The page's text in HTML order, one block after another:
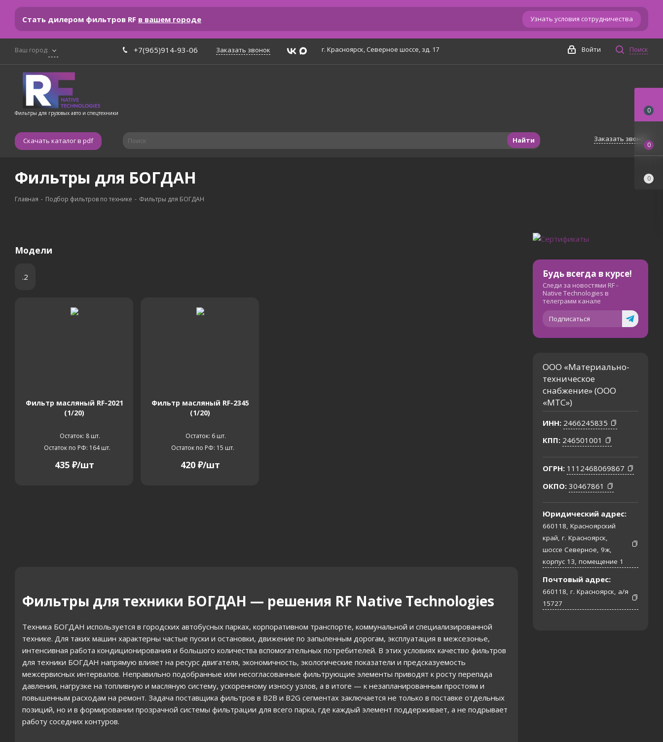
Стать дилером фильтров RF в вашем городе Узнать условия сотрудничества
Ваш город: +7(965)914-93-06 Заказать звонок г. Красноярск, Северное шоссе, зд. 17 Поиск
Войти
Фильтры для грузовых авто и спецтехники
Скачать каталог в pdf Найти Заказать звонок
Фильтры для БОГДАН
Главная - Подбор фильтров по технике - Фильтры для БОГДАН
Модели
.2
Фильтр масляный RF-2021
(1/20)
Остаток: 8 шт.
Остаток по РФ: 164шт.
435₽/шт
Фильтр масляный RF-2345
(1/20)
Остаток: 6 шт.
Остаток по РФ: 15 шт.
420₽/шт
Фильтры для техники БОГДАН — решения RF Native Technologies
Техника БОГДАН используется в городских автобусных парках, корпоративном транспорте, коммунальной и специализированной
технике. Для таких машин характерны частые пуски и остановки, движение по запыленным дорогам, эксплуатация в межсезонье,
интенсивная работа кондиционирования и большого количества вспомогательных потребителей. В этих условиях качество фильтров
для техники БОГДАН напрямую влияет на ресурс двигателя, экономичность, экологические показатели и предсказуемость
межсервисных интервалов. Неправильно подобранные или несогласованные фильтрующие элементы приводят к росту перепада
давления, нагрузке на топливную и масляную систему, ускоренному износу узлов, а в итоге — к незапланированным простоям и
повышенным расходам на ремонт. Задача поставщика фильтров в B2B и B2G сегментах заключается не только в поставке отдельных
позиций, но и в формировании прозрачной системы фильтрации для всего парка, где каждый элемент поддерживает, а не подрывает
работу соседних контуров.
Будь всегда в курсе!
Следи за новостями RF -
Native Technologies в
телеграмм канале
Подписаться
ООО «Материально-
техническое
снабжение» (ООО
«МТС»)
ИНН: 2466245835
КПП: 246501001
ОГРН: 1112468069867
ОКПО: 30467861
Юридический адрес:
660118, Красноярский
край, г. Красноярск,
шоссе Северное, 9ж,
корпус 13, помещение 1
Почтовый адрес:
660118, г. Красноярск, а/я
15727
0
0
0